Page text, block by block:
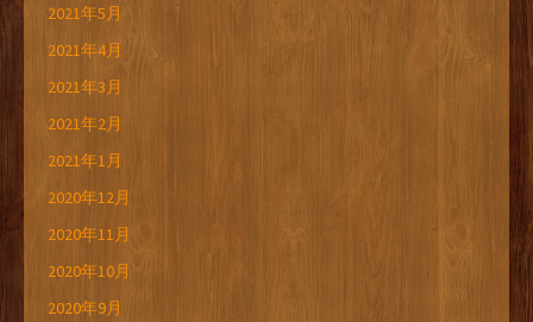
2021年5月
2021年4月
2021年3月
2021年2月
2021年1月
2020年12月
2020年11月
2020年10月
2020年9月